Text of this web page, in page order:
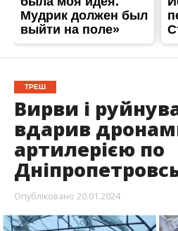
ТРЕШ
Вирви і
вдарив
артилерією по
Опубліковано 20.01.2024